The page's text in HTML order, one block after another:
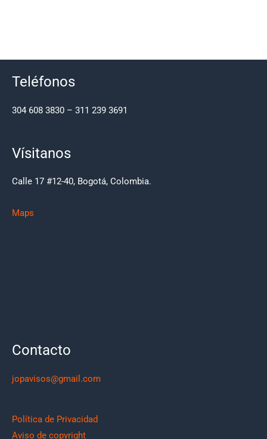
Teléfonos
304 608 3830 – 311 239 3691
Vísitanos
Calle 17 #12-40, Bogotá, Colombia.
Maps
Contacto
jopavisos@gmail.com
Política de Privacidad
Aviso de copyright